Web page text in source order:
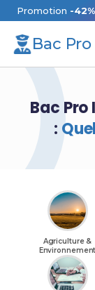
Promotion -42%
Bac Pro
Bac
:
Agriculture &
Environnement